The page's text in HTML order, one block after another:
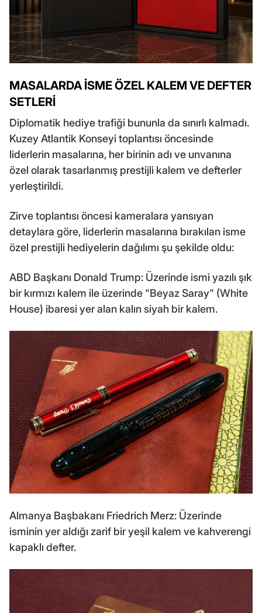
MASALARDA İSME ÖZEL KALEM VE DEFTER
SETLERİ
Diplomatik hediye trafiği bununla da sınırlı kalmadı.
Kuzey Atlantik Konseyi toplantısı öncesinde
liderlerin masalarına, her birinin adı ve unvanına
özel olarak tasarlanmış prestijli kalem ve defterler
yerleştirildi.
Zirve toplantısı öncesi kameralara yansıyan
detaylara göre, liderlerin masalarına bırakılan isme
özel prestijli hediyelerin dağılımı şu şekilde oldu:
ABD Başkanı Donald Trump: Üzerinde ismi yazılı şık
bir kırmızı kalem ile üzerinde "Beyaz Saray" (White
House) ibaresi yer alan kalın siyah bir kalem.
Almanya Başbakanı Friedrich Merz: Üzerinde
isminin yer aldığı zarif bir yeşil kalem ve kahverengi
kapaklı defter.